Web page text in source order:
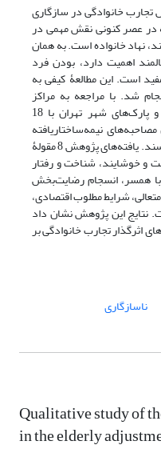
خانوادگی در سازگاری
در عصر کنونی نقش مهمی در
نهاد خانواده است. به همان
اهمیت دارد، بودن فرد
است. این مطالعۀ کیفی به
نظریۀ مبنایی در سال 1396 انجام شد. با مراجعه به مراکز
خصوصی سالمندان، جهاد کشاورزی، و پارک‌های شهر تهران با 18
دامنة سنی 65 تا 82 سال مصاحبه‌های نیمه‌ساختاریافته
انجام شد تا داده‌ها به مرحلۀ اشباع برسند. یافته‌های پژوهش 8 مقولۀ
و خوشایند، شناخت و رفتار
با همسر، انسجام رضایت‌بخش
شرایط مطلوب اقتصادی،
نتایج این پژوهش نشان داد
اثرگذار تجارب خانوادگی بر
ناسازگاری
Qualitative study of
in the elderly